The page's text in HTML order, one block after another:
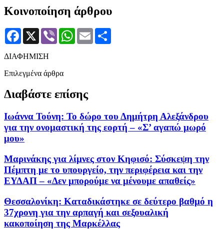
Κοινοποίηση άρθρου
Facebook
X Viber WhatsApp
Email
ΔΙΑΦΗΜΙΣΗ
Επιλεγμένα άρθρα
Διαβάστε επίσης
Ιωάννα Τούνη: Το δώρο του Δημήτρη Αλεξάνδρου
για την ονομαστική της εορτή – «Σ’ αγαπώ μωρό
μου»
Μαρινάκης για λίμνες στον Κηφισό: Σύσκεψη την
Πέμπτη με το υπουργείο, την περιφέρεια και την
ΕΥΔΑΠ – «Δεν μπορούμε να μένουμε απαθείς»
Θεσσαλονίκη: Καταδικάστηκε σε δεύτερο βαθμό η
37χρονη για την αρπαγή και σεξουαλική
κακοποίηση της Μαρκέλλας